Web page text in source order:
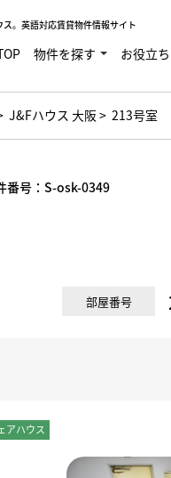
。英語対応賃貸物件情報サイト
物件を探す お役立
J&Fハウス 大阪> 213号室
番号： S-osk-0349
部屋番号
アハウス